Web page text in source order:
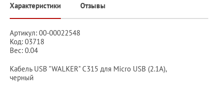
Характеристики Отзывы
Артикул: 00-00022548
Код: 03718
Вес: 0.04
Кабель USB "WALKER" C315 для Micro USB (2.1А),
черный